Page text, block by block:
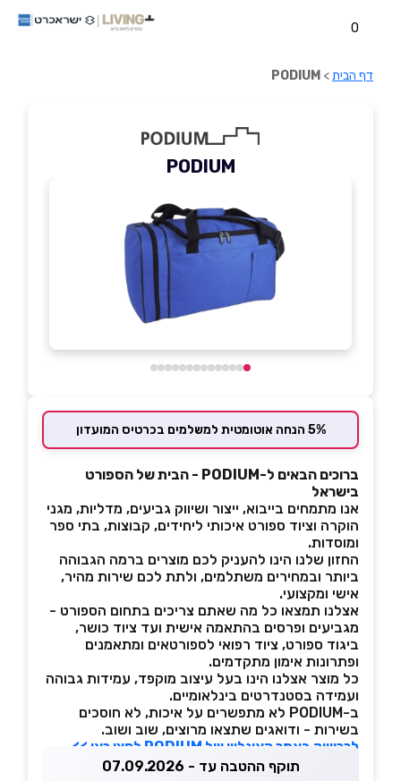
0
דף הבית>
PODIUM
PODIUM
5% הנחה אוטומטית למשלמים בכרטיס המועדון
ברוכים הבאים ל-PODIUM - הבית של הספורט
בישראל
אנו מתמחים בייבוא, ייצור ושיווק גביעים, מדליות, מגני
הוקרה וציוד ספורט איכותי ליחידים, קבוצות, בתי ספר
ומוסדות.
החזון שלנו הינו להעניק לכם מוצרים ברמה הגבוהה
ביותר ובמחירים משתלמים, ולתת לכם שירות מהיר,
אישי ומקצועי.
אצלנו תמצאו כל מה שאתם צריכים בתחום הספורט -
מגביעים ופרסים בהתאמה אישית ועד ציוד כושר,
ביגוד ספורט, ציוד רפואי לספורטאים ומתאמנים
ופתרונות אימון מתקדמים.
כל מוצר אצלנו הינו בעל עיצוב מוקפד, עמידות גבוהה
ועמידה בסטנדרטים בינלאומיים.
ב-PODIUM לא מתפשרים על איכות, לא חוסכים
בשירות - ודואגים שתצאו מרוצים, שוב ושוב.
לרכישה באתר האונליין של PODIUM לחצו כאן >>
תוקף ההטבה עד - 07.09.2026